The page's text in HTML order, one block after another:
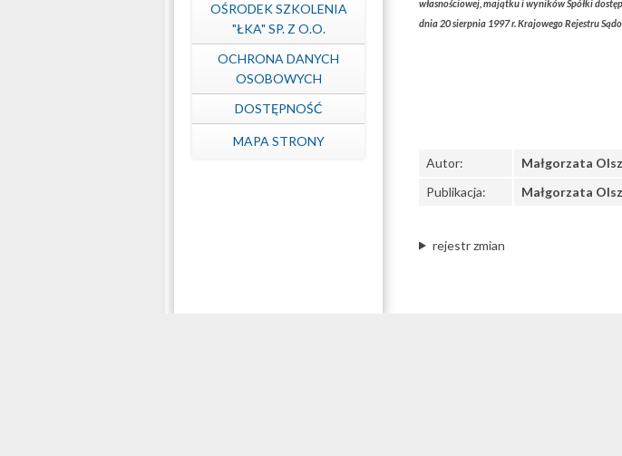
OŚRODEK SZKOLENIA
"ŁKA" SP. Z O.O.
OCHRONA DANYCH
OSOBOWYCH
DOSTĘPNOŚĆ
MAPA STRONY
własnościowej, majątku i wyników Spółki
dnia 20 sierpnia 1997 r. Krajowego Rejestru
Autor: Małgorzata
Publikacja:
Małgorzata
rejestr zmian